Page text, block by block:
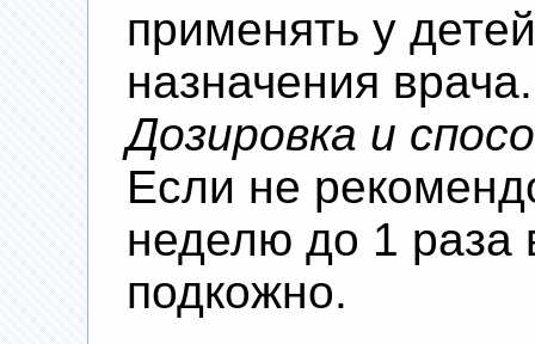
применять у
назначения врача.
Дозировка и
Если не
неделю до 1 раза
подкожно.